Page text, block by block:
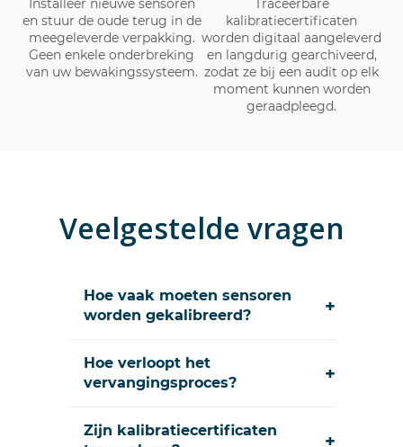
Installeer nieuwe sensoren
en stuur de oude terug in de
meegeleverde verpakking.
Geen enkele onderbreking
van uw bewakingssysteem.
Traceerbare
kalibratiecertificaten
worden digitaal aangeleverd
en langdurig gearchiveerd,
zodat ze bij een audit op elk
moment kunnen worden
geraadpleegd.
Veelgestelde vragen
Hoe vaak moeten sensoren
worden gekalibreerd?
+
Hoe verloopt het
vervangingsproces?
+
Zijn kalibratiecertificaten
+